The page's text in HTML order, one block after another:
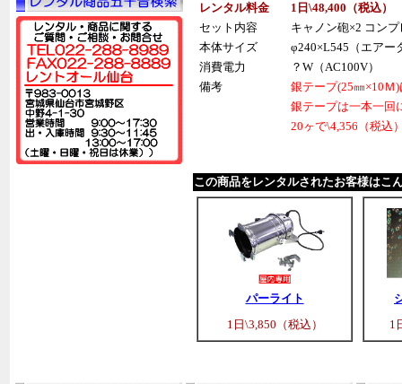
レンタル料金
1日\48,400（税込）
セット内容
キャノン砲×2 コン
本体サイズ
φ240×L545（エアー
消費電力
？W（AC100V）
備考
銀テープ(25㎜×10Ｍ
銀テープは一本一回
20ヶで\4,356（税込
この商品をレンタルされたお客様はこ
パーライト
1日\3,850（税込）
1